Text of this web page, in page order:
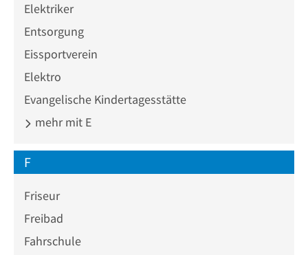
Elektriker
Entsorgung
Eissportverein
Elektro
Evangelische Kindertagesstätte
mehr mit E
F
Friseur
Freibad
Fahrschule